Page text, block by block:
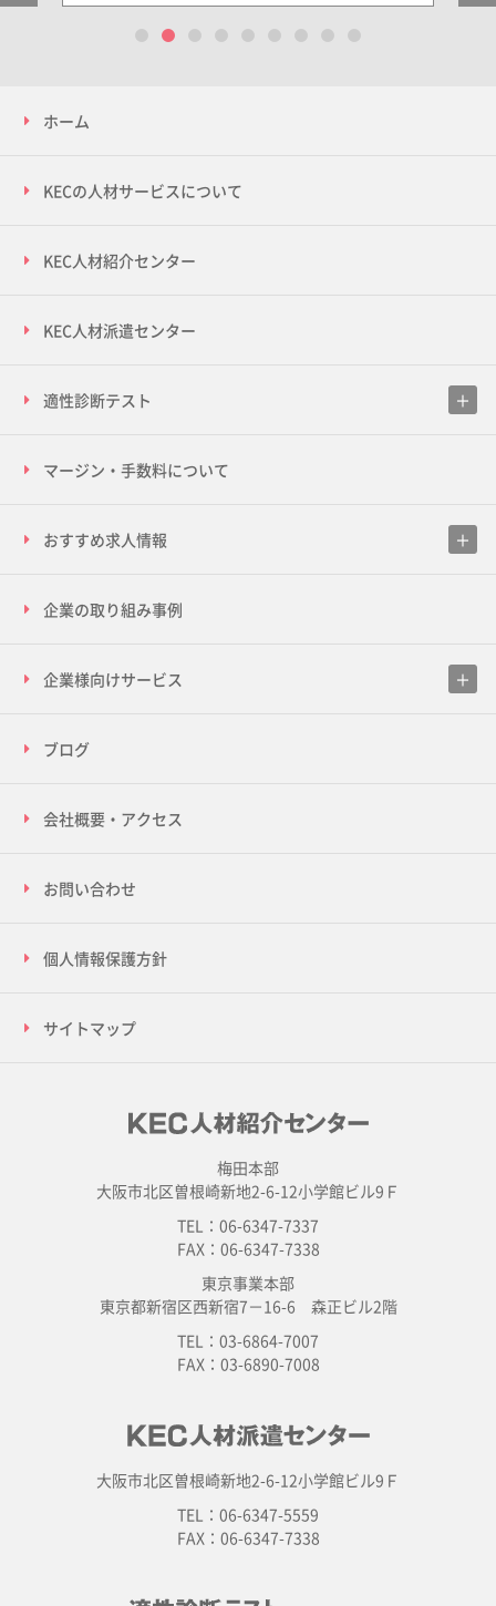
ホーム
KECの人材サービスについて
KEC人材紹介センター
KEC人材派遣センター
適性診断テスト
マージン・手数料について
おすすめ求人情報
企業の取り組み事例
企業様向けサービス
ブログ
会社概要・アクセス
お問い合わせ
個人情報保護方針
サイトマップ
梅田本部
大阪市北区曽根崎新地2-6-12小学館ビル9Ｆ
TEL：06-6347-7337
FAX：06-6347-7338
東京事業本部
東京都新宿区西新宿7－16-6 森正ビル2階
TEL：03-6864-7007
FAX：03-6890-7008
大阪市北区曽根崎新地2-6-12小学館ビル9Ｆ
TEL：06-6347-5559
FAX：06-6347-7338